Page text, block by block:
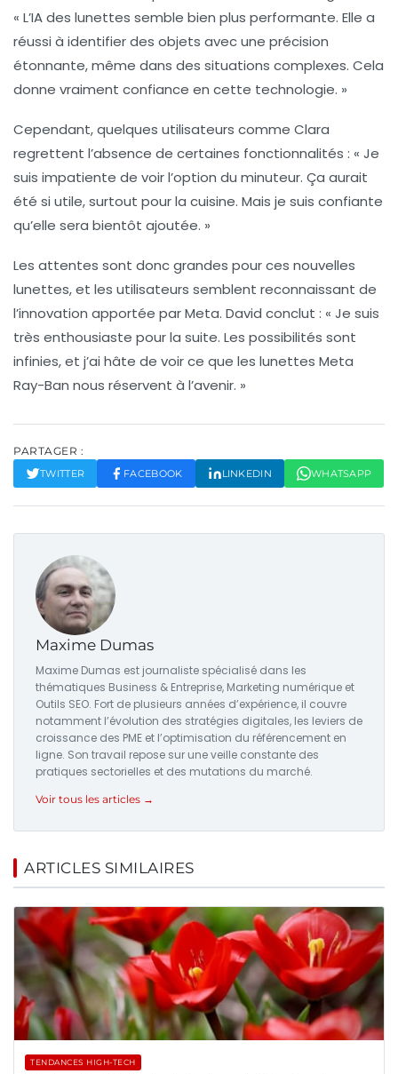
« L’IA des lunettes semble bien plus performante. Elle a
réussi à identifier des objets avec une précision
étonnante, même dans des situations complexes. Cela
donne vraiment confiance en cette technologie. »
Cependant, quelques utilisateurs comme Clara
regrettent l’absence de certaines fonctionnalités : « Je
suis impatiente de voir l’option du minuteur. Ça aurait
été si utile, surtout pour la cuisine. Mais je suis confiante
qu’elle sera bientôt ajoutée. »
Les attentes sont donc grandes pour ces nouvelles
lunettes, et les utilisateurs semblent reconnaissant de
l’innovation apportée par Meta. David conclut : « Je suis
très enthousiaste pour la suite. Les possibilités sont
infinies, et j’ai hâte de voir ce que les lunettes Meta
Ray-Ban nous réservent à l’avenir. »
PARTAGER :
TWITTER FACEBOOK LINKEDIN WHATSAPP
Maxime Dumas
Maxime Dumas est journaliste spécialisé dans les
thématiques Business & Entreprise, Marketing numérique et
Outils SEO. Fort de plusieurs années d’expérience, il couvre
notamment l’évolution des stratégies digitales, les leviers de
croissance des PME et l’optimisation du référencement en
ligne. Son travail repose sur une veille constante des
pratiques sectorielles et des mutations du marché.
Voir tous les articles →
ARTICLES SIMILAIRES
TENDANCES HIGH-TECH